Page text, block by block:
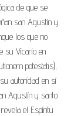
de que se
san Agustín y
los que no
su Vicario en
potestatis),
autoridad en sí
Agustín y santo
el Espíritu